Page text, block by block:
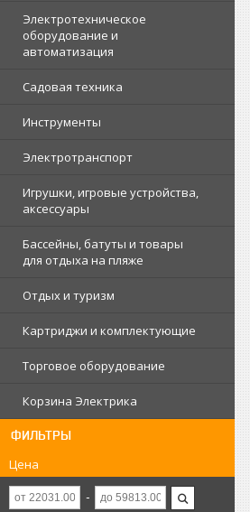
Электротехническое
оборудование и
автоматизация
Садовая техника
Инструменты
Электротранспорт
Игрушки, игровые устройства,
аксессуары
Бассейны, батуты и товары
для отдыха на пляже
Отдых и туризм
Картриджи и комплектующие
Торговое оборудование
Корзина Электрика
ФИЛЬТРЫ
Цена